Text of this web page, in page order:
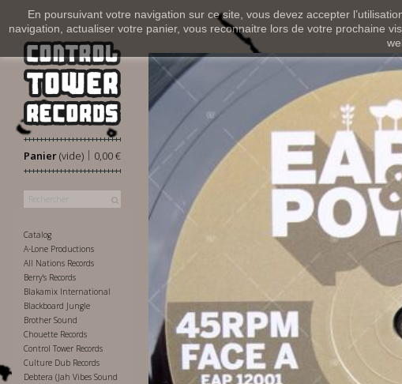
En poursuivant votre navigation sur ce site, vous devez accepter
navigation, actualiser votre panier, vous reconnaitre lors de votre prochaine
Panier 0,00 €
|
(vide)
Catalog
A-Lone Productions
All Nations Records
Berry's Records
Blakamix International
Blackboard Jungle
Brother Sound
Chouette Records
Control Tower Records
Culture Dub Records
Debtera (Jah Vibes Sound